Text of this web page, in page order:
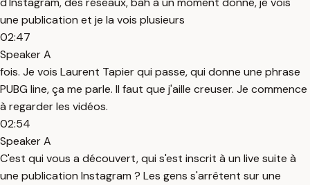
une publication et je la vois plusieurs
02:47
Speaker A
fois. Je vois Laurent Tapier qui passe, qui donne une phrase
PUBG line, ça me parle. Il faut que j'aille creuser. Je commence
à regarder les vidéos.
02:54
Speaker A
C'est qui vous a découvert, qui s'est inscrit à un live suite à
une publication Instagram ? Les gens s'arrêtent sur une